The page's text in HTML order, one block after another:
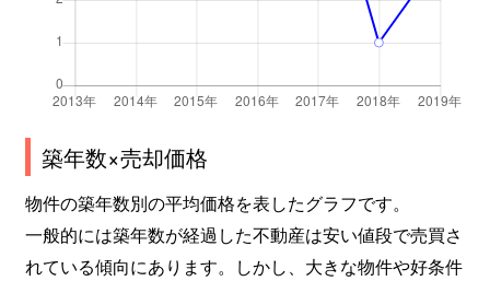
築年数×売却価格
物件の築年数別の平均価格を表したグラフです。
一般的には築年数が経過した不動産は安い値段で売買さ
れている傾向にあります。しかし、大きな物件や好条件